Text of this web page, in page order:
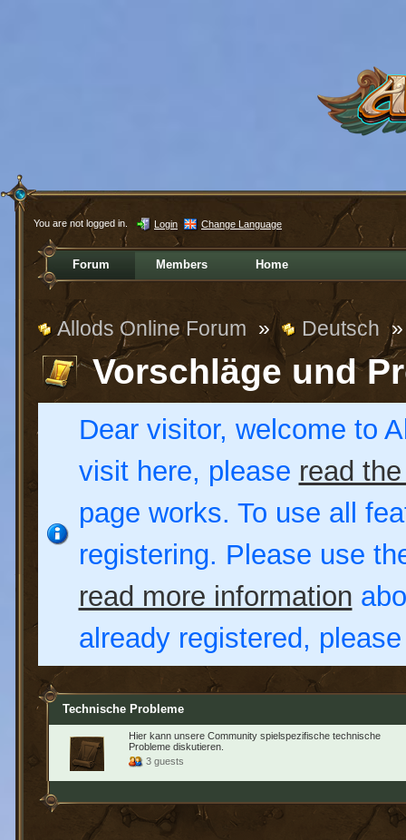
You are not logged in. Login Change Language
Forum Members Home
Allods Online Forum » Deutsch »
Vorschläge und
Dear visitor, welcome to
visit here, please read
page works. To use all
registering. Please use
read more information
already registered,
Technische Probleme
Hier kann unsere Community spielspezifische technische
Probleme diskutieren.
3 guests